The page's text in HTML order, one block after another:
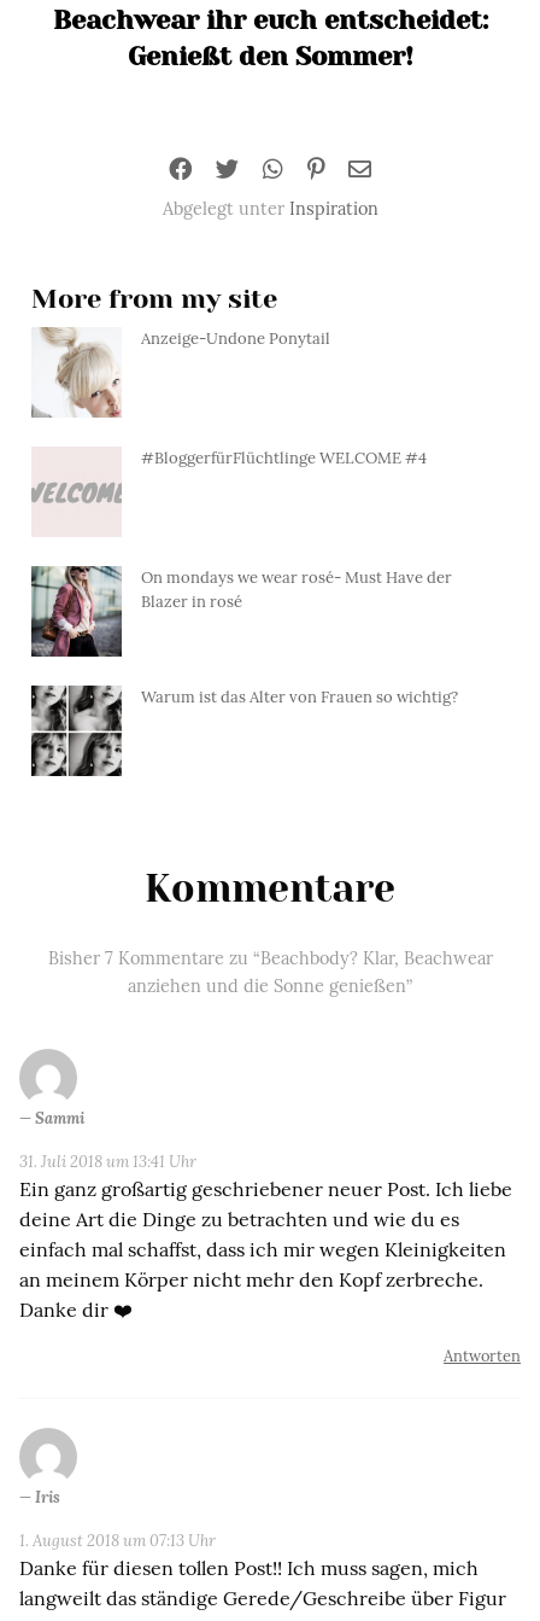
Beachwear ihr euch entscheidet:
Genießt den Sommer!
Abgelegt unter Inspiration
More from my site
Anzeige-Undone Ponytail
#BloggerfürFlüchtlinge WELCOME #4
On mondays we wear rosé- Must Have der
Blazer in rosé
Warum ist das Alter von Frauen so wichtig?
Kommentare
Bisher 7 Kommentare zu “Beachbody? Klar, Beachwear
anziehen und die Sonne genießen”
Sammi
31. Juli 2018 um 13:41 Uhr
Ein ganz großartig geschriebener neuer Post. Ich liebe
deine Art die Dinge zu betrachten und wie du es
einfach mal schaffst, dass ich mir wegen Kleinigkeiten
an meinem Körper nicht mehr den Kopf zerbreche.
Danke dir ❤️
Antworten
Iris
1. August 2018 um 07:13 Uhr
Danke für diesen tollen Post!! Ich muss sagen, mich
langweilt das ständige Gerede/Geschreibe über Figur